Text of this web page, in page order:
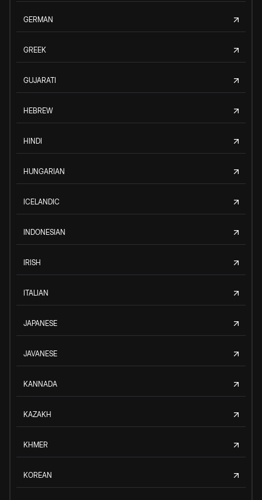
GERMAN
GREEK
GUJARATI
HEBREW
HINDI
HUNGARIAN
ICELANDIC
INDONESIAN
IRISH
ITALIAN
JAPANESE
JAVANESE
KANNADA
KAZAKH
KHMER
KOREAN